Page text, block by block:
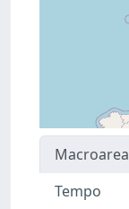
Macroarea
Tempo